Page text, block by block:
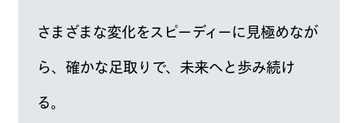
さまざまな変化をスピーディーに見極めなが
ら、 確かな足取りで、未来へと歩み続け
る。